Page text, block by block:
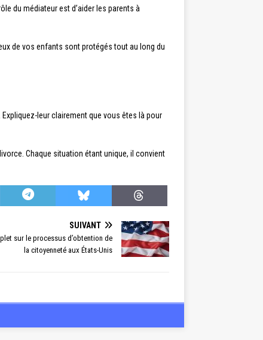
rôle du médiateur est d’aider les parents à
de vos enfants sont protégés tout au long du
leur clairement que vous êtes là pour
Chaque situation étant unique, il convient
SUIVANT
sur le processus d’obtention de
la citoyenneté aux États-Unis